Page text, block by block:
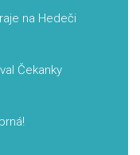
na Hedeči
Čekanky